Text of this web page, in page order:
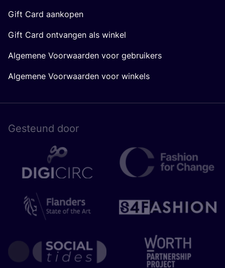
Gift Card aankopen
Gift Card ontvangen als winkel
Algemene Voorwaarden voor gebruikers
Algemene Voorwaarden voor winkels
Gesteund door